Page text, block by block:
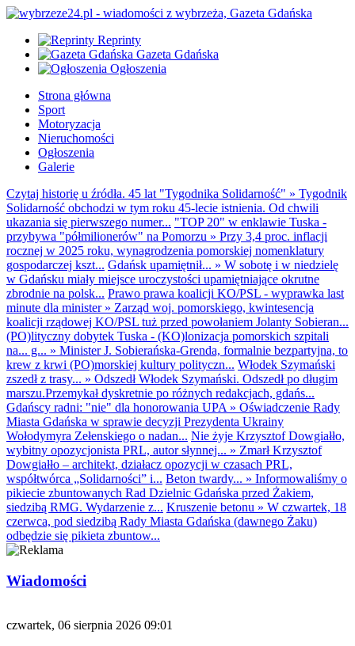
Reprinty
Gazeta Gdańska
Ogłoszenia
Strona główna
Sport
Motoryzacja
Nieruchomości
Ogłoszenia
Galerie
Czytaj historię u źródła. 45 lat "Tygodnika Solidarność" » Tygodnik
Solidarność obchodzi w tym roku 45-lecie istnienia. Od chwili
ukazania się pierwszego numer... "TOP 20" w enklawie Tuska -
przybywa "półmilionerów" na Pomorzu » Przy 3,4 proc. inflacji
rocznej w 2025 roku, wynagrodzenia pomorskiej nomenklatury
gospodarczej kszt... Gdańsk upamiętnił... » W sobotę i w niedzielę
w Gdańsku miały miejsce uroczystości upamiętniające okrutne
zbrodnie na polsk... Prawo prawa koalicji KO/PSL - wyprawka last
minute dla minister» Zarząd woj. pomorskiego, kwintesencja
koalicji rządowej KO/PSL tuż przed powołaniem Jolanty Sobieran...
(PO)lityczny dobytek Tuska - (KO)lonizacja pomorskich szpitali
na... g... » Minister J. Sobierańska-Grenda, formalnie bezpartyjna, to
krew z krwi (PO)morskiej kultury polityczn... Włodek Szymański
zszedł z trasy... » Odszedł Włodek Szymański. Odszedł po długim
marszu.Przemykał dyskretnie po różnych redakcjach, gdańs...
Gdańscy radni: "nie" dla honorowania UPA » Oświadczenie Rady
Miasta Gdańska w sprawie decyzji Prezydenta Ukrainy
Wołodymyra Zełenskiego o nadan... Nie żyje Krzysztof Dowgiałło,
wybitny opozycjonista PRL, autor słynnej... » Zmarł Krzysztof
Dowgiałło – architekt, działacz opozycji w czasach PRL,
współtwórca „Solidarności” i... Beton twardy... » Informowaliśmy o
pikiecie zbuntowanych Rad Dzielnic Gdańska przed Żakiem,
siedzibą RMG. Wydarzenie z... Kruszenie betonu » W czwartek, 18
czerwca, pod siedzibą Rady Miasta Gdańska (dawnego Żaku)
odbędzie się pikieta zbuntow...
Wiadomości
czwartek, 06 sierpnia 2026 09:01